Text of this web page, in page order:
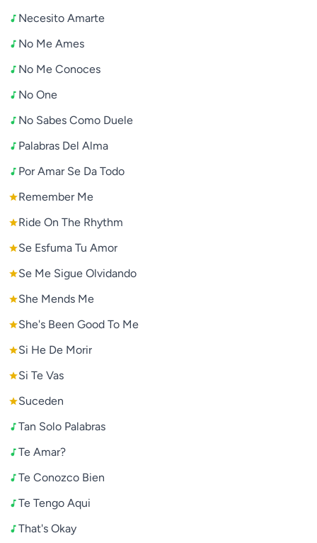
Necesito Amarte
No Me Ames
No Me Conoces
No One
No Sabes Como Duele
Palabras Del Alma
Por Amar Se Da Todo
Remember Me
Ride On The Rhythm
Se Esfuma Tu Amor
Se Me Sigue Olvidando
She Mends Me
She's Been Good To Me
Si He De Morir
Si Te Vas
Suceden
Tan Solo Palabras
Te Amar?
Te Conozco Bien
Te Tengo Aqui
That's Okay